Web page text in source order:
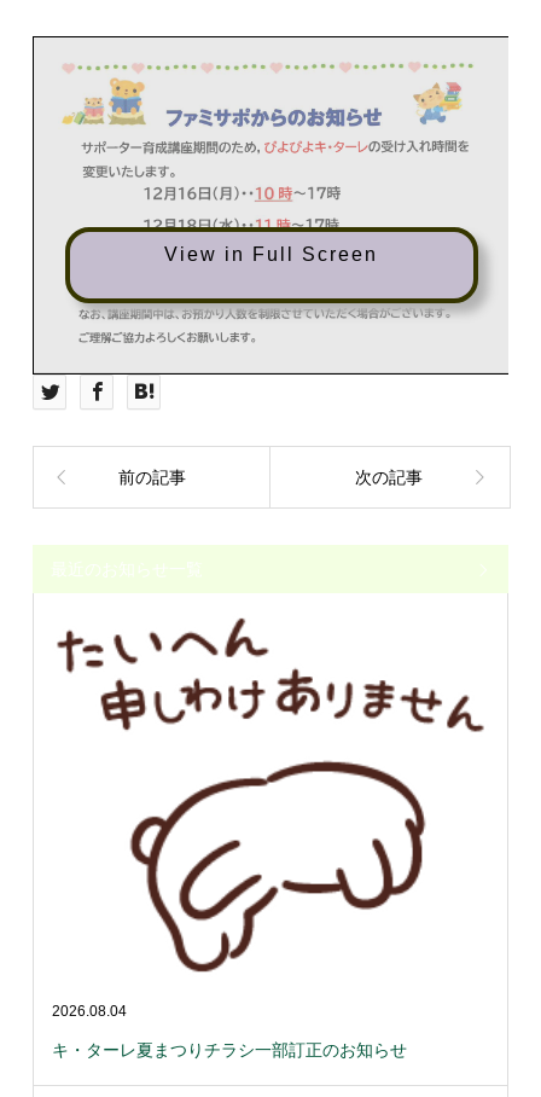
View in Full Screen
前の記事 次の記事
最近のお知らせ一覧
2026.08.04
キ・ターレ夏まつりチラシ一部訂正のお知らせ